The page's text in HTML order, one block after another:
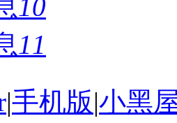
10
11
|手机版|小黑